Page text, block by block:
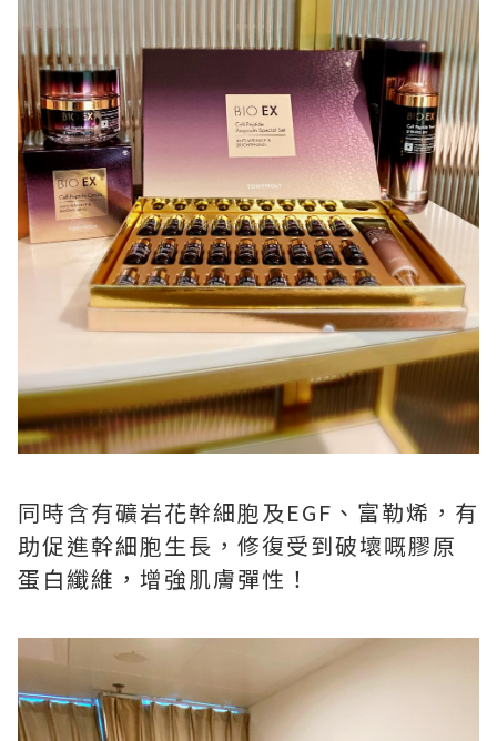
同時含有礦岩花幹細胞及EGF、富勒烯，有
助促進幹細胞生長，修復受到破壞嘅膠原
蛋白纖維，增強肌膚彈性！